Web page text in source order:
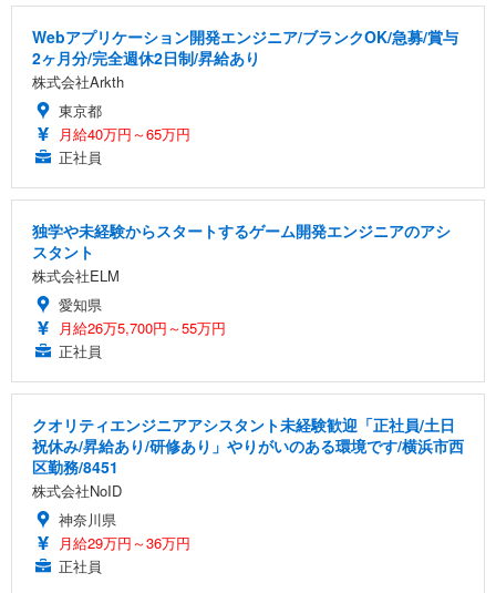
Webアプリケーション開発エンジニア/ブランクOK/急募/賞与
2ヶ月分/完全週休2日制/昇給あり
株式会社Arkth
東京都
月給40万円～65万円
正社員
独学や未経験からスタートするゲーム開発エンジニアのアシ
スタント
株式会社ELM
愛知県
月給26万5,700円～55万円
正社員
クオリティエンジニアアシスタント未経験歓迎「正社員/土日
祝休み/昇給あり/研修あり」やりがいのある環境です/横浜市西
区勤務/8451
株式会社NoID
神奈川県
月給29万円～36万円
正社員